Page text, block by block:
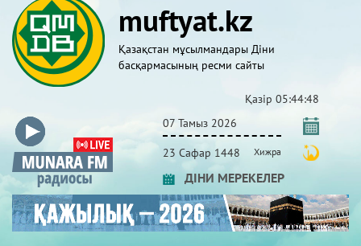
muftyat.kz
Қазақстан мұсылмандары Діни
басқармасының ресми сайты
Қазір 05:44:49
07 Тамыз 2026
23 Сафар 1448 Хижра
ДІНИ МЕРЕКЕЛЕР